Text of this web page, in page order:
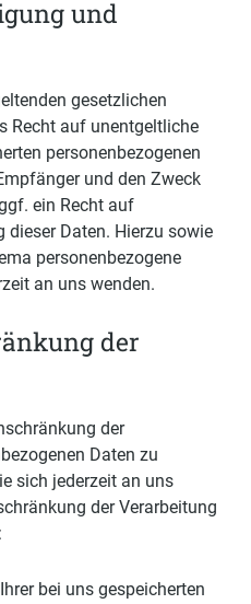
und
gesetzlichen
Recht auf unentgeltliche
personenbezogenen
und den Zweck
ein Recht auf
dieser Daten. Hierzu sowie
personenbezogene
an uns wenden.
der
der
Daten zu
sich jederzeit an uns
der Verarbeitung
bei uns gespeicherten